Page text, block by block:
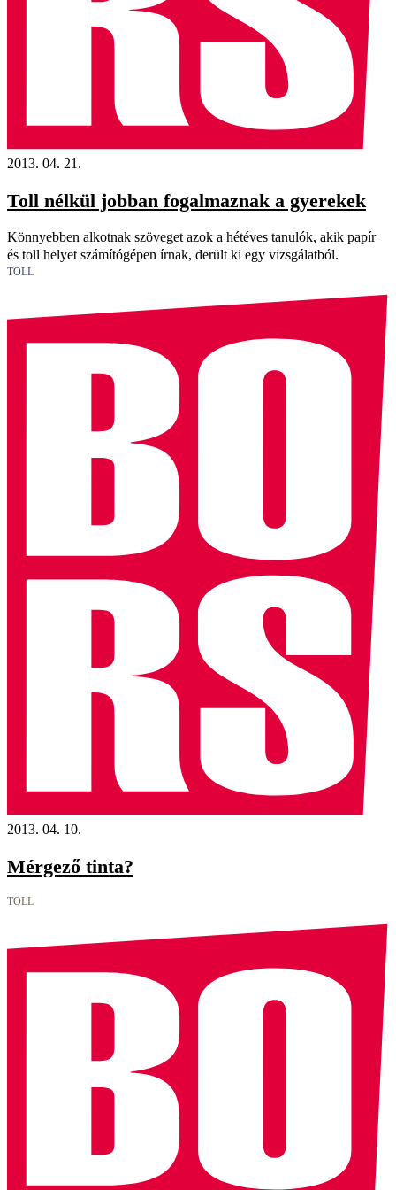
2013. 04. 21.
Toll nélkül jobban fogalmaznak a gyerekek
Könnyebben alkotnak szöveget azok a hétéves tanulók, akik papír
és toll helyet számítógépen írnak, derült ki egy vizsgálatból.
TOLL
2013. 04. 10.
Mérgező tinta?
TOLL